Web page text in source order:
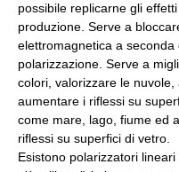
possibile replicarne gli
produzione. Serve a
elettromagnetica a seconda
polarizzazione. Serve a
colori, valorizzare le nuvole,
aumentare i riflessi su
come mare, lago, fiume ed
riflessi su superfici di vetro.
Esistono polarizzatori